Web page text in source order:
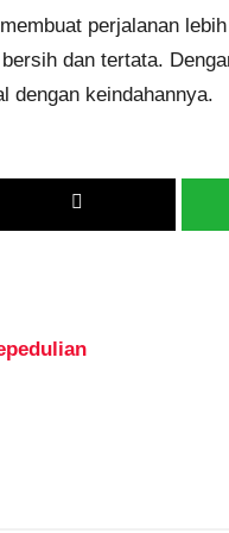
perjalanan
dan tertata.
dengan keindahannya.